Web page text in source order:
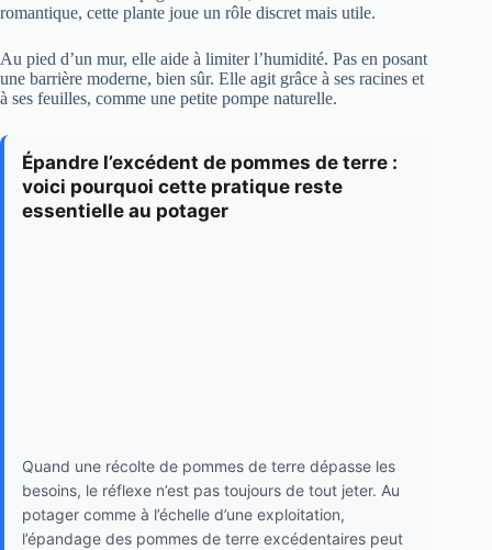
romantique, cette plante joue un rôle discret mais utile.
Au pied d’un mur, elle aide à limiter l’humidité. Pas en posant
une barrière moderne, bien sûr. Elle agit grâce à ses racines et
à ses feuilles, comme une petite pompe naturelle.
Épandre l’excédent de pommes de terre :
voici pourquoi cette pratique reste
essentielle au potager
Quand une récolte de pommes de terre dépasse les
besoins, le réflexe n’est pas toujours de tout jeter. Au
potager comme à l’échelle d’une exploitation,
l’épandage des pommes de terre excédentaires peut